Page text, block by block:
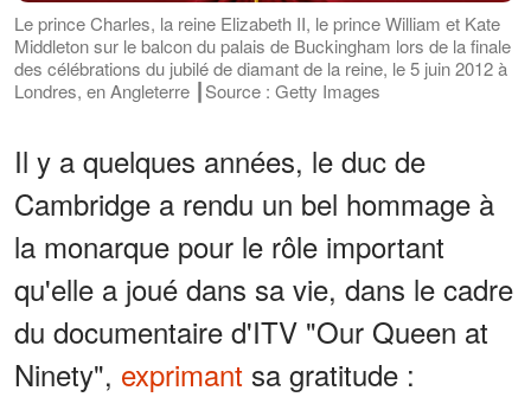
Le prince Charles, la reine Elizabeth II, le prince William et Kate
Middleton sur le balcon du palais de Buckingham lors de la finale
des célébrations du jubilé de diamant de la reine, le 5 juin 2012 à
Londres, en Angleterre ┃Source : Getty Images
Il y a quelques années, le duc de
Cambridge a rendu un bel hommage à
la monarque pour le rôle important
qu'elle a joué dans sa vie, dans le cadre
du documentaire d'ITV "Our Queen at
Ninety", exprimant sa gratitude :